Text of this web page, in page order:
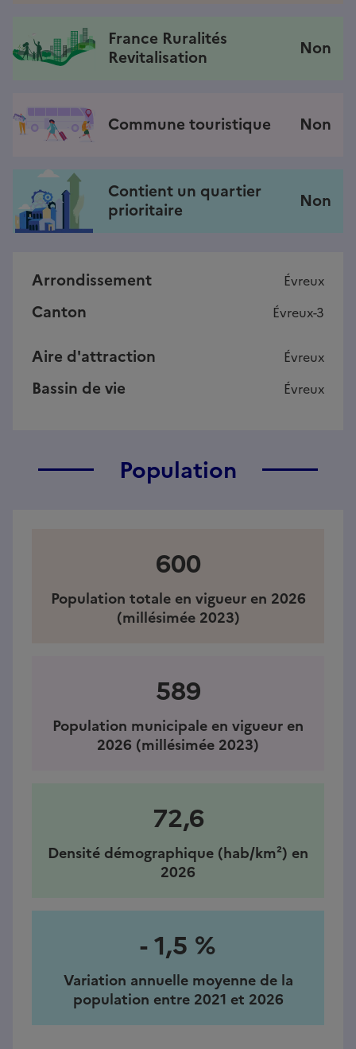
France Ruralités
Revitalisation
Non
Commune touristique Non
Contient un quartier
prioritaire
Non
Arrondissement Évreux
Canton Évreux-3
Aire d'attraction Évreux
Bassin de vie Évreux
Population
600
Population totale en vigueur en 2026
(millésimée 2023)
589
Population municipale en vigueur en
2026 (millésimée 2023)
72,6
Densité démographique (hab/km²) en
2026
- 1,5 %
Variation annuelle moyenne de la
population entre 2021 et 2026